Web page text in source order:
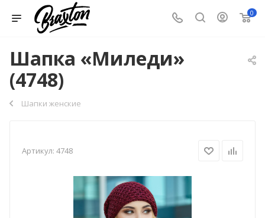
0
Шапка «Миледи»
(4748)
Шапки женские
Артикул: 4748